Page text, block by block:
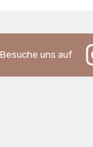
Besuche uns auf